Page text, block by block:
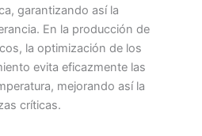
garantizando así la
En la producción de
la optimización de los
evita eficazmente las
mejorando así la
críticas.